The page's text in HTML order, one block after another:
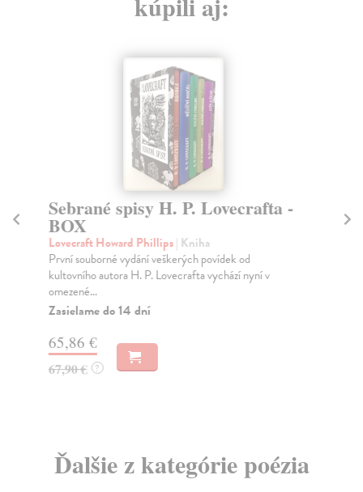
Sebrané spisy H. P. Lovecrafta -
BOX
Lovecraft Howard Phillips| Kniha
První souborné vydání veškerých povídek od
kultovního autora H. P. Lovecrafta vychází nyní v
omezené...
Zasielame do 14 dní
65,86 €
67,90 € ?
Ďalšie z kategórie poézia